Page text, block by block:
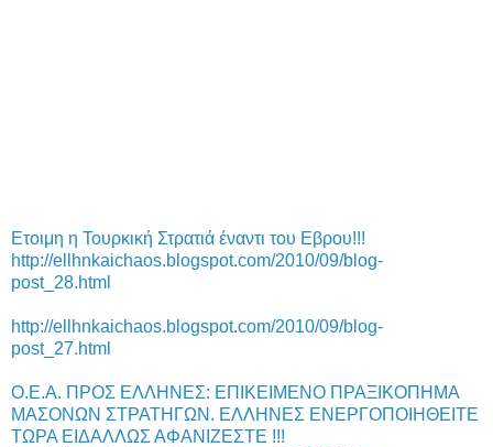
Ετοιμη η Τουρκική Στρατιά έναντι του Εβρου!!!
http://ellhnkaichaos.blogspot.com/2010/09/blog-
post_28.html
http://ellhnkaichaos.blogspot.com/2010/09/blog-
post_27.html
Ο.Ε.Α. ΠΡΟΣ ΕΛΛΗΝΕΣ: ΕΠΙΚΕΙΜΕΝΟ ΠΡΑΞΙΚΟΠΗΜΑ
ΜΑΣΟΝΩΝ ΣΤΡΑΤΗΓΩΝ. ΕΛΛΗΝΕΣ ΕΝΕΡΓΟΠΟΙΗΘΕΙΤΕ
ΤΩΡΑ ΕΙΔΑΛΛΩΣ ΑΦΑΝΙΖΕΣΤΕ !!!